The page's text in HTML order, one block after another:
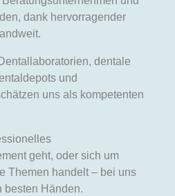
dank hervorragender
dentale
und
uns als kompetenten
geht, oder sich um
Themen handelt – bei uns
besten Händen.